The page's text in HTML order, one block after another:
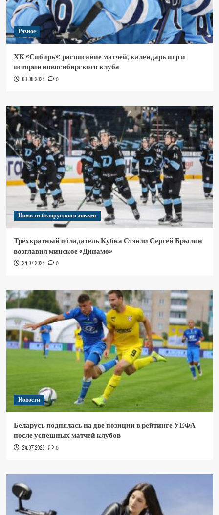
Разное
ХК «Сибирь»: расписание матчей, календарь игр и
история новосибирского клуба
03.08.2026 0
Новости белорусского хоккея
Трёхкратный обладатель Кубка Стэнли Сергей Брылин
возглавил минское «Динамо»
24.07.2026 0
Новости
Беларусь поднялась на две позиции в рейтинге УЕФА
после успешных матчей клубов
24.07.2026 0